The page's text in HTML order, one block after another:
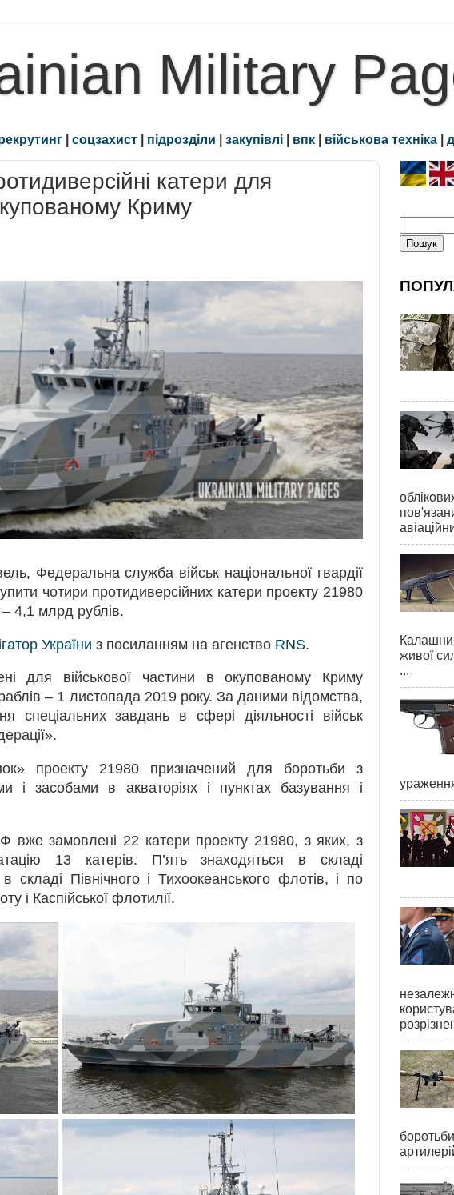
Military
| соцзахист | підрозділи | закупівлі | впк | військова техніка |
катери для
Криму
Федеральна служба військ національної гвардії
чотири протидиверсійних катери проекту 21980
4,1 млрд рублів.
України з посиланням на агенство RNS.
для військової частини в окупованому Криму
– 1 листопада 2019 року. За даними відомства,
спеціальних завдань в сфері діяльності військ
проекту 21980 призначений для боротьби з
і засобами в акваторіях і пунктах базування і
замовлені 22 катери проекту 21980, з яких, з
13 катерів. П’ять знаходяться в складі
Північного і Тихоокеанського флотів, і по
і Каспійської флотилії.
живої
...